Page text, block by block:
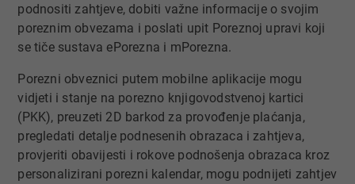
podnositi zahtjeve, dobiti važne informacije o svojim
poreznim obvezama i poslati upit Poreznoj upravi koji
se tiče sustava ePorezna i mPorezna.
Porezni obveznici putem mobilne aplikacije mogu
vidjeti i stanje na porezno knjigovodstvenoj kartici
(PKK), preuzeti 2D barkod za provođenje plaćanja,
pregledati detalje podnesenih obrazaca i zahtjeva,
provjeriti obavijesti i rokove podnošenja obrazaca kroz
personalizirani porezni kalendar, mogu podnijeti zahtjev